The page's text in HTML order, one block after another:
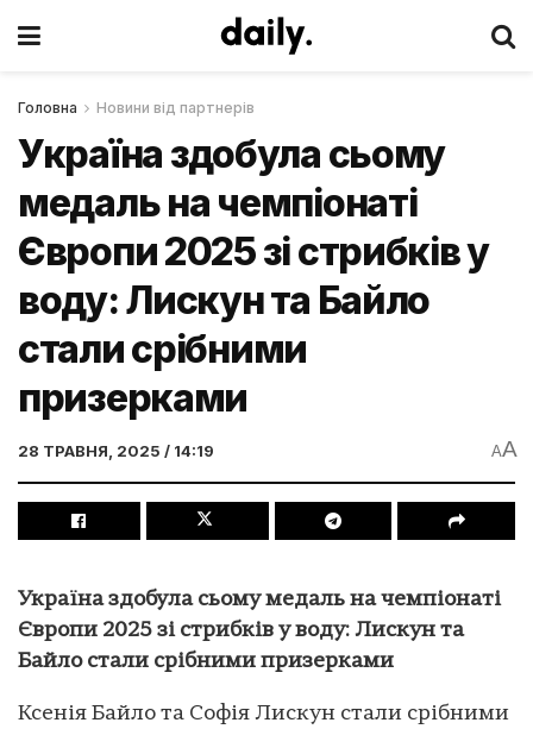
Головна Новини від партнерів
Україна здобула сьому
медаль на чемпіонаті
Європи 2025 зі стрибків у
воду: Лискун та Байло
стали срібними
призерками
28 ТРАВНЯ, 2025 / 14:19 AA
Україна здобула сьому медаль на чемпіонаті
Європи 2025 зі стрибків у воду: Лискун та
Байло стали срібними призерками
Ксенія Байло та Софія Лискун стали срібними